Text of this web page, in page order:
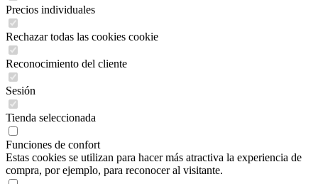
Precios individuales
Rechazar todas las cookies cookie
Reconocimiento del cliente
Sesión
Tienda seleccionada
Funciones de confort
Estas cookies se utilizan para hacer más atractiva la experiencia de
compra, por ejemplo, para reconocer al visitante.